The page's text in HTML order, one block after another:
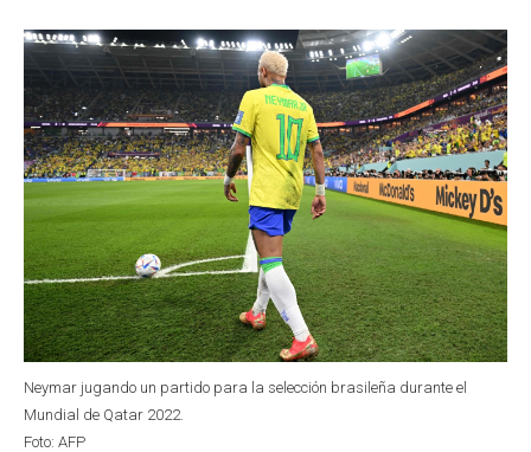
k
p
n
Neymar jugando un partido para la selección brasileña durante el
Mundial de Qatar 2022.
Foto: AFP